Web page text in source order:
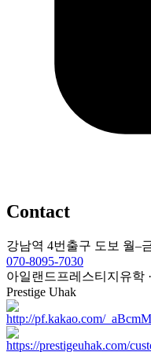
Contact
강남역 4번출구 도보 월–
070-8095-7030
아일랜드프레스티지유학
Prestige Uhak